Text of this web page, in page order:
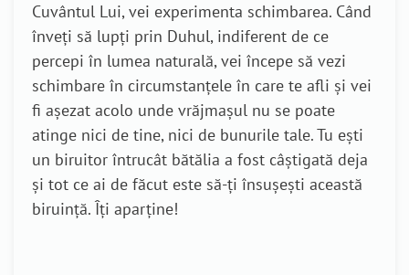
Cuvântul Lui, vei experimenta schimbarea. Când
înveți să lupți prin Duhul, indiferent de ce
percepi în lumea naturală, vei începe să vezi
schimbare în circumstanțele în care te afli și vei
fi așezat acolo unde vrăjmașul nu se poate
atinge nici de tine, nici de bunurile tale. Tu ești
un biruitor întrucât bătălia a fost câștigată deja
și tot ce ai de făcut este să-ți însușești această
biruință. Îți aparține!